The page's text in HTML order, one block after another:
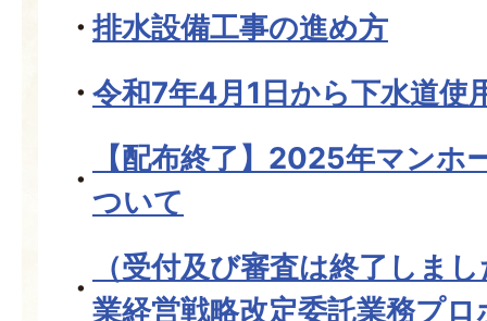
排水設備工事の進め方
令和7年4月1日から下水道使
【配布終了】2025年マンホ
ついて
（受付及び審査は終了しま
業経営戦略改定委託業務プ